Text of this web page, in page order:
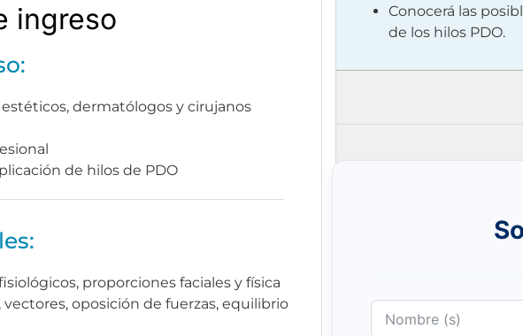
ingreso
dermatólogos y cirujanos
de hilos de PDO
proporciones faciales y física
vectores, oposición de fuerzas, equilibrio
Conocerá las
de los hilos PDO.